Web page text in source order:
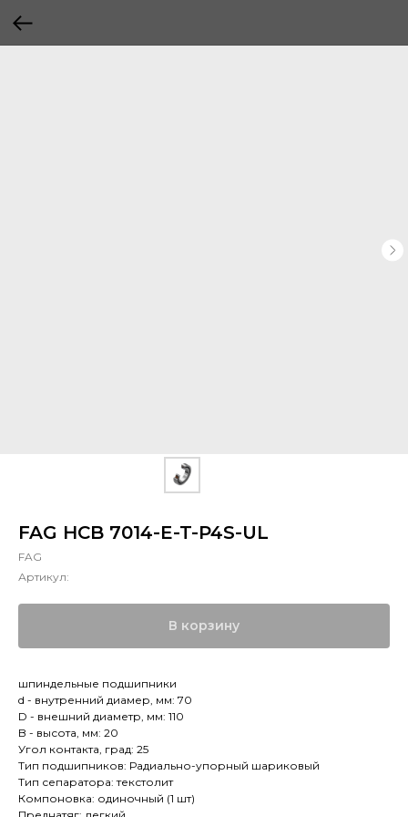
FAG HCB 7014-E-T-P4S-UL
FAG
Артикул:
В корзину
шпиндельные подшипники
d - внутренний диамер, мм: 70
D - внешний диаметр, мм: 110
B - высота, мм: 20
Угол контакта, град: 25
Тип подшипников: Радиально-упорный шариковый
Тип сепаратора: текстолит
Компоновка: одиночный (1 шт)